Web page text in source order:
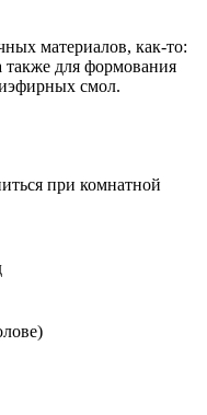
материалов, как-то:
для формования
смол.
при комнатной